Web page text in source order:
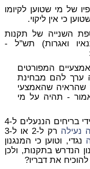
של מי שטוען לקיומו
כי אין ליקוי.
מתוך תקנה 2.92 לתוספת השנייה של תקנות
ואגרות) תש"ל -
המפורטים
ערך להם מבחינת
שהראיה שהאמצעי
- תהיה על מי
של דלת, על ידי בריחים הננעלים ל-4
נעילה
רק ל-2 או ל-3
נגדי, וטוען כי המנגנון
הנדרש בתקנות, ולכן
את דבריו?